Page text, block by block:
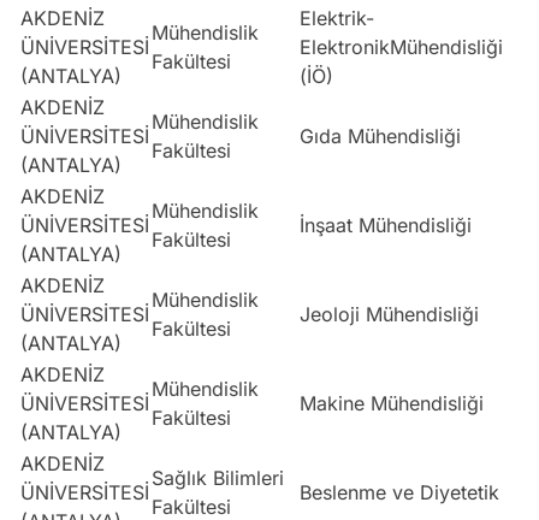
AKDENİZ
ÜNİVERSİTESİ
(ANTALYA)
Mühendislik
Fakültesi
Elektrik-
ElektronikMühendisliği
(İÖ)
AKDENİZ
ÜNİVERSİTESİ
(ANTALYA)
Mühendislik
Fakültesi
Gıda Mühendisliği
AKDENİZ
ÜNİVERSİTESİ
(ANTALYA)
Mühendislik
Fakültesi
İnşaat Mühendisliği
AKDENİZ
ÜNİVERSİTESİ
(ANTALYA)
Mühendislik
Fakültesi
Jeoloji Mühendisliği
AKDENİZ
ÜNİVERSİTESİ
(ANTALYA)
Mühendislik
Fakültesi
Makine Mühendisliği
AKDENİZ
ÜNİVERSİTESİ
Sağlık Bilimleri
Fakültesi
Beslenme ve Diyetetik